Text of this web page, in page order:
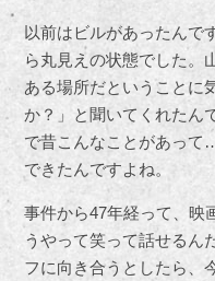
以前はビルがあったんで
ら丸見えの状態でした。
ある場所だということに
か？」と聞いてくれたん
で昔こんなことがあっ
できたんですよね。
事件から47年経って、映
うやって笑って話せるん
フに向き合うとしたら、